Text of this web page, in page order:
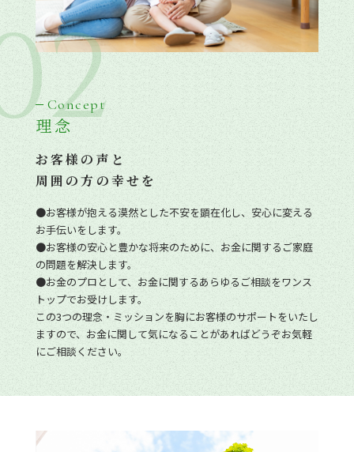
Concept
理念
お客様の声と
周囲の方の幸せを
●お客様が抱える漠然とした不安を顕在化し、安心に変える
お手伝いをします。
●お客様の安心と豊かな将来のために、お金に関するご家庭
の問題を解決します。
●お金のプロとして、お金に関するあらゆるご相談をワンス
トップでお受けします。
この3つの理念・ミッションを胸にお客様のサポートをいたし
ますので、お金に関して気になることがあればどうぞお気軽
にご相談ください。